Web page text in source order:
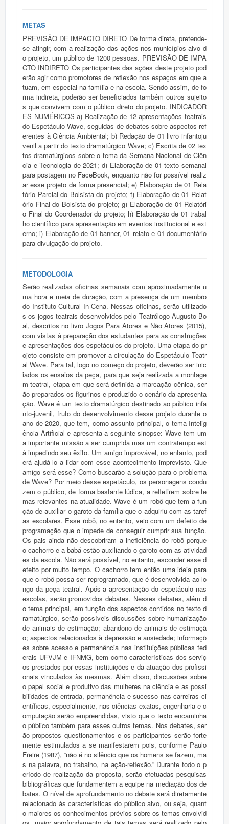
METAS
PREVISÃO DE IMPACTO DIRETO De forma direta, pretende-
se atingir, com a realização das ações nos municípios alvo d
o projeto, um público de 1200 pessoas. PREVISÃO DE IMPA
CTO INDIRETO Os participantes das ações deste projeto pod
erão agir como promotores de reflexão nos espaços em que a
tuam, em especial na família e na escola. Sendo assim, de fo
rma indireta, poderão ser beneficiados também outros sujeito
s que convivem com o público direto do projeto. INDICADOR
ES NUMÉRICOS a) Realização de 12 apresentações teatrais
do Espetáculo Wave, seguidas de debates sobre aspectos ref
erentes à Ciência Ambiental; b) Redação de 01 livro infantoju
venil a partir do texto dramatúrgico Wave; c) Escrita de 02 tex
tos dramatúrgicos sobre o tema da Semana Nacional de Ciên
cia e Tecnologia de 2021; d) Elaboração de 01 texto semanal
para postagem no FaceBook, enquanto não for possível realiz
ar esse projeto de forma presencial; e) Elaboração de 01 Rela
tório Parcial do Bolsista do projeto; f) Elaboração de 01 Relat
ório Final do Bolsista do projeto; g) Elaboração de 01 Relatóri
o Final do Coordenador do projeto; h) Elaboração de 01 trabal
ho científico para apresentação em eventos institucional e ext
erno; i) Elaboração de 01 banner, 01 relato e 01 documentário
para divulgação do projeto.
METODOLOGIA
Serão realizadas oficinas semanais com aproximadamente u
ma hora e meia de duração, com a presença de um membro
do Instituto Cultural In-Cena. Nessas oficinas, serão utilizado
s os jogos teatrais desenvolvidos pelo Teatrólogo Augusto Bo
al, descritos no livro Jogos Para Atores e Não Atores (2015),
com vistas à preparação dos estudantes para as construções
e apresentações dos espetáculos do projeto. Uma etapa do pr
ojeto consiste em promover a circulação do Espetáculo Teatr
al Wave. Para tal, logo no começo do projeto, deverão ser inic
iados os ensaios da peça, para que seja realizada a montage
m teatral, etapa em que será definida a marcação cênica, ser
ão preparados os figurinos e produzido o cenário da apresenta
ção. Wave é um texto dramatúrgico destinado ao público infa
nto-juvenil, fruto do desenvolvimento desse projeto durante o
ano de 2020, que tem, como assunto principal, o tema Intelig
ência Artificial e apresenta a seguinte sinopse: Wave tem um
a importante missão a ser cumprida mas um contratempo est
á impedindo seu êxito. Um amigo improvável, no entanto, pod
erá ajudá-lo a lidar com esse acontecimento imprevisto. Que
amigo será esse? Como buscarão a solução para o problema
de Wave? Por meio desse espetáculo, os personagens condu
zem o público, de forma bastante lúdica, a refletirem sobre te
mas relevantes na atualidade. Wave é um robô que tem a fun
ção de auxiliar o garoto da família que o adquiriu com as taref
as escolares. Esse robô, no entanto, veio com um defeito de
programação que o impede de conseguir cumprir sua função.
Os pais ainda não descobriram a ineficiência do robô porque
o cachorro e a babá estão auxiliando o garoto com as atividad
es da escola. Não será possível, no entanto, esconder esse d
efeito por muito tempo. O cachorro tem então uma ideia para
que o robô possa ser reprogramado, que é desenvolvida ao lo
ngo da peça teatral. Após a apresentação do espetáculo nas
escolas, serão promovidos debates. Nesses debates, além d
o tema principal, em função dos aspectos contidos no texto d
ramatúrgico, serão possíveis discussões sobre humanização
de animais de estimação; abandono de animais de estimaçã
o; aspectos relacionados à depressão e ansiedade; informaçõ
es sobre acesso e permanência nas instituições públicas fed
erais UFVJM e IFNMG, bem como características dos serviç
os prestados por essas instituições e da atuação dos profissi
onais vinculados às mesmas. Além disso, discussões sobre
o papel social e produtivo das mulheres na ciência e as possi
bilidades de entrada, permanência e sucesso nas carreiras ci
entíficas, especialmente, nas ciências exatas, engenharia e c
omputação serão empreendidas, visto que o texto encaminha
o público também para esses outros temas. Nos debates, ser
ão propostos questionamentos e os participantes serão forte
mente estimulados a se manifestarem pois, conforme Paulo
Freire (1987), “não é no silêncio que os homens se fazem, ma
s na palavra, no trabalho, na ação-reflexão.” Durante todo o p
eríodo de realização da proposta, serão efetuadas pesquisas
bibliográficas que fundamentem a equipe na mediação dos de
bates. O nível de aprofundamento no debate será diretamente
relacionado às características do público alvo, ou seja, quant
o maiores os conhecimentos prévios sobre os temas envolvid